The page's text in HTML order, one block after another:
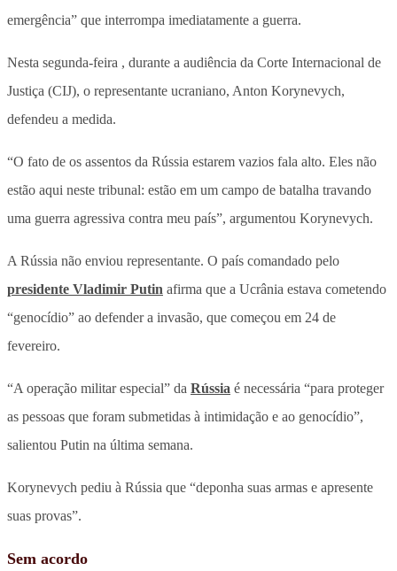
emergência” que interrompa imediatamente a guerra.
Nesta segunda-feira , durante a audiência da Corte Internacional de
Justiça (CIJ), o representante ucraniano, Anton Korynevych,
defendeu a medida.
“O fato de os assentos da Rússia estarem vazios fala alto. Eles não
estão aqui neste tribunal: estão em um campo de batalha travando
uma guerra agressiva contra meu país”, argumentou Korynevych.
A Rússia não enviou representante. O país comandado pelo
presidente Vladimir Putin afirma que a Ucrânia estava cometendo
“genocídio” ao defender a invasão, que começou em 24 de
fevereiro.
“A operação militar especial” da Rússia é necessária “para proteger
as pessoas que foram submetidas à intimidação e ao genocídio”,
salientou Putin na última semana.
Korynevych pediu à Rússia que “deponha suas armas e apresente
suas provas”.
Sem acordo